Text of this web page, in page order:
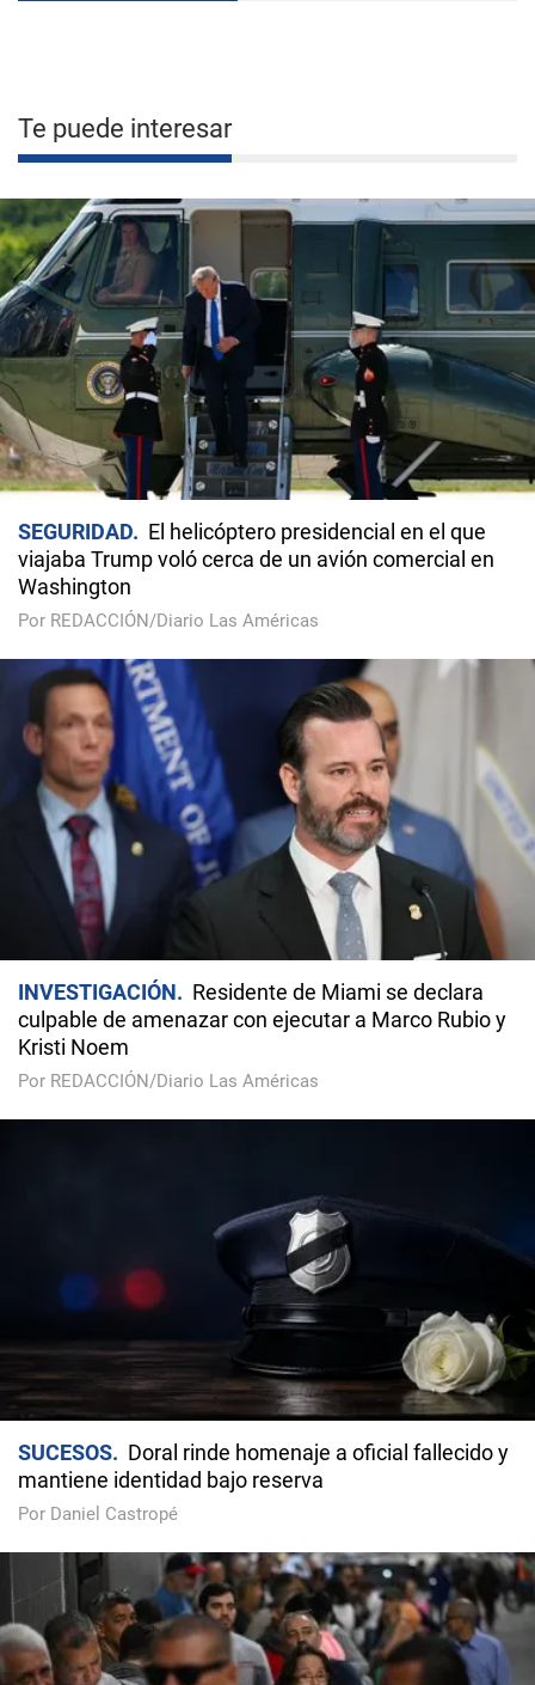
Te puede interesar
SEGURIDAD
El helicóptero presidencial en el que
viajaba Trump voló cerca de un avión comercial en
Washington
Por REDACCIÓN/Diario Las Américas
INVESTIGACIÓN
Residente de Miami se declara
culpable de amenazar con ejecutar a Marco Rubio y
Kristi Noem
Por REDACCIÓN/Diario Las Américas
SUCESOS
Doral rinde homenaje a oficial fallecido y
mantiene identidad bajo reserva
Por Daniel Castropé